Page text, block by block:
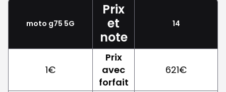
moto g75 5G
Prix
et
note
14
1€
Prix
avec
forfait
621€